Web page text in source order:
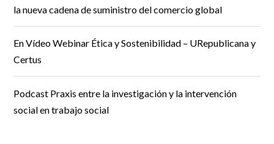
la nueva cadena de suministro del comercio global
En Vídeo Webinar Ética y Sostenibilidad – URepublicana y
Certus
Podcast Praxis entre la investigación y la intervención
social en trabajo social